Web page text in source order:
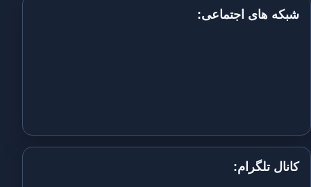
شبکه های اجتماعی:
کانال تلگرام: